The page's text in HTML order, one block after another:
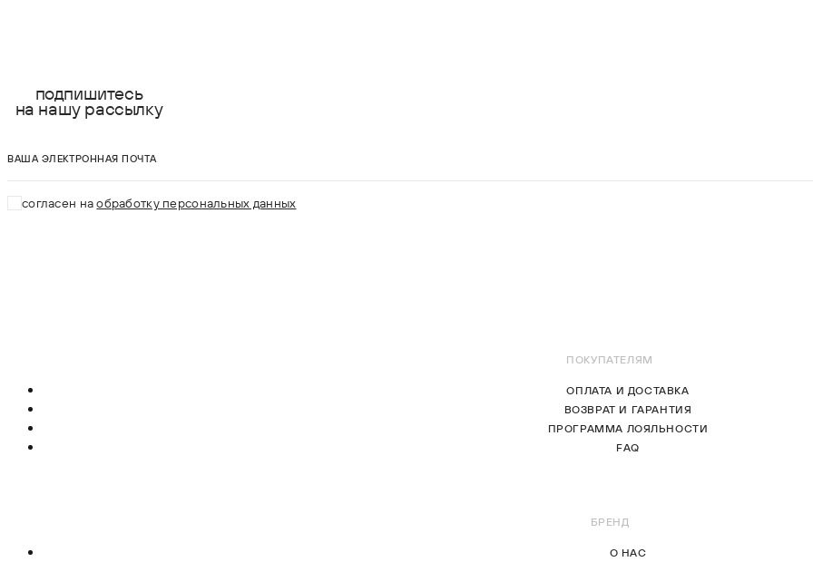
подпишитесь
на нашу рассылку
согласен наобработку персональных данных
ПОКУПАТЕЛЯМ
ОПЛАТА И ДОСТАВКА
ВОЗВРАТ И ГАРАНТИЯ
ПРОГРАММА ЛОЯЛЬНОСТИ
FAQ
БРЕНД
О НАС